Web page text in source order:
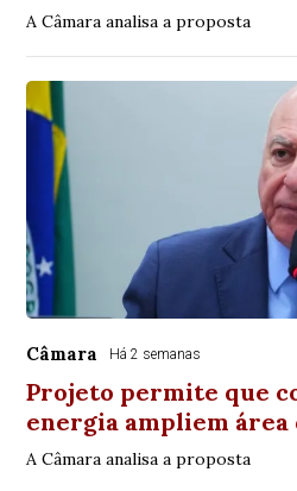
A Câmara analisa a proposta
Câmara Há 2 semanas
Projeto permite que
energia ampliem área
A Câmara analisa a proposta